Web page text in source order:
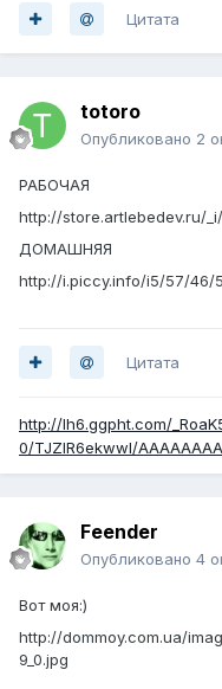
Цитата
totoro
Опубликовано 2
РАБОЧАЯ
http://store.artlebedev.ru/
ДОМАШНЯЯ
http://i.piccy.info/i5/57/46/
Цитата
http://lh6.ggpht.com/
0/TJZlR6ekwwI/
Feender
Опубликовано 4
Вот моя:)
http://dommoy.com.ua/
9_0.jpg